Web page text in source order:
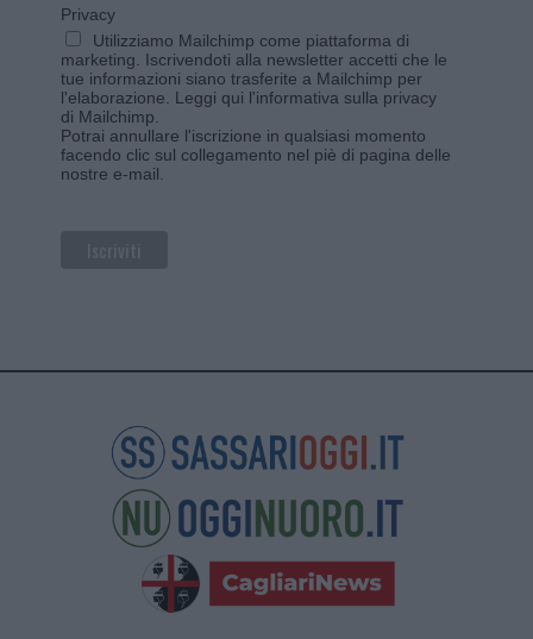
Privacy
Utilizziamo Mailchimp come piattaforma di
marketing. Iscrivendoti alla newsletter accetti che le
tue informazioni siano trasferite a Mailchimp per
l'elaborazione. Leggi qui l'informativa sulla privacy
di Mailchimp
Potrai annullare l'iscrizione in qualsiasi momento
facendo clic sul collegamento nel piè di pagina delle
nostre e-mail.